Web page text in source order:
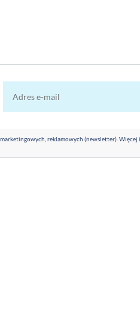
reklamowych (newsletter).